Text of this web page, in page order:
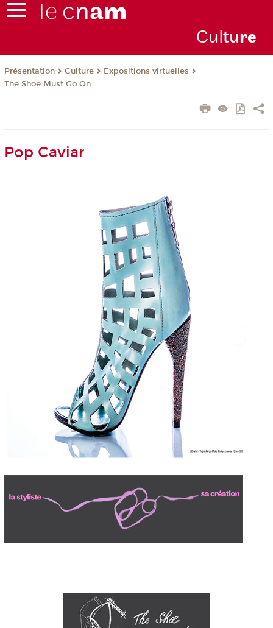
Culture
Présentation Culture
Expositions virtuelles
The Shoe Must Go On
Pop Caviar